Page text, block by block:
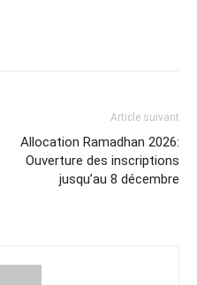
Article suivant
Allocation Ramadhan 2026:
Ouverture des inscriptions
jusqu’au 8 décembre